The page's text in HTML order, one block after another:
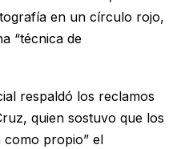
en un círculo rojo,
“técnica de
respaldó los reclamos
quien sostuvo que los
como propio” el